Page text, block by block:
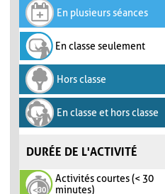
En plusieurs séances
En classe seulement
Hors classe
En classe et hors classe
DURÉE DE L'ACTIVITÉ
Activités courtes (< 30
minutes)